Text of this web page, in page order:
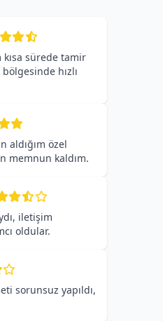
kısa sürede tamir
hızlı
aldığım özel
memnun kaldım.
iletişim
oldular.
sorunsuz yapıldı,